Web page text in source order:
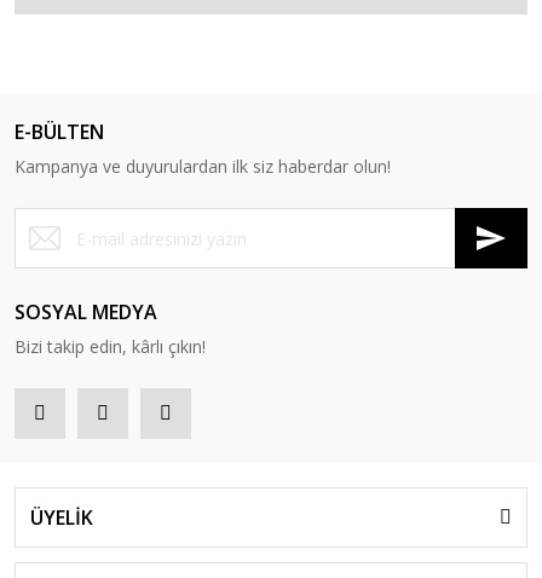
E-BÜLTEN
Kampanya ve duyurulardan ilk siz haberdar olun!
SOSYAL MEDYA
Bizi takip edin, kârlı çıkın!
ÜYELİK